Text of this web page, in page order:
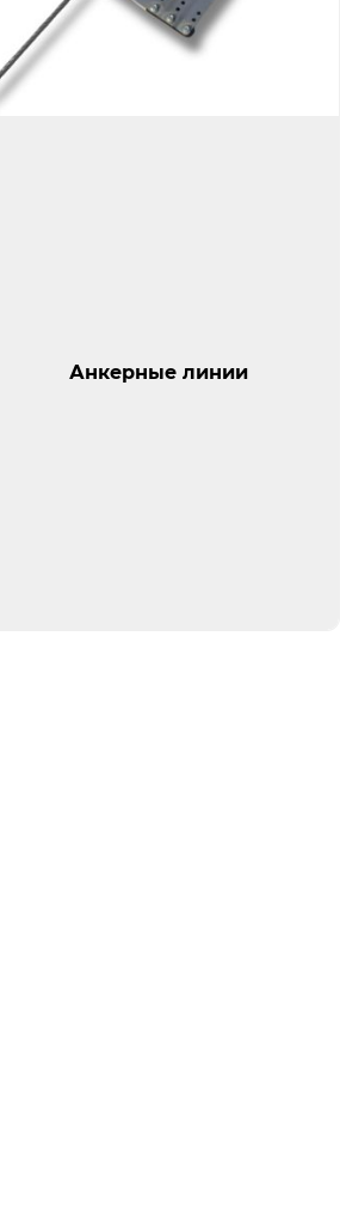
Анкерные линии